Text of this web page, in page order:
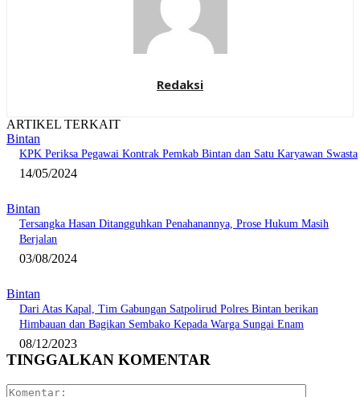
Redaksi
ARTIKEL TERKAIT
Bintan
KPK Periksa Pegawai Kontrak Pemkab Bintan dan Satu Karyawan Swasta
14/05/2024
Bintan
Tersangka Hasan Ditangguhkan Penahanannya, Prose Hukum Masih
Berjalan
03/08/2024
Bintan
Dari Atas Kapal, Tim Gabungan Satpolirud Polres Bintan berikan
Himbauan dan Bagikan Sembako Kepada Warga Sungai Enam
08/12/2023
TINGGALKAN KOMENTAR